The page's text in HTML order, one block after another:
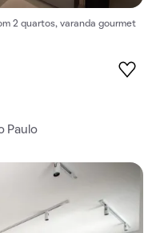
2 quartos, varanda gourmet
Paulo